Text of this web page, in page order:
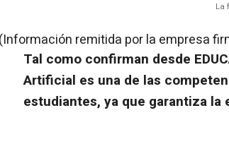
La
(Información remitida por la empresa
Tal como confirman desde
Artificial es una de las
estudiantes, ya que garantiza